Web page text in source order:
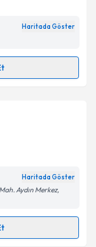
belirtilen
Haritada Göster
talebi
almanız için bir
Aydınlatma
belirtilen
Haritada Göster
Aydın Merkez,